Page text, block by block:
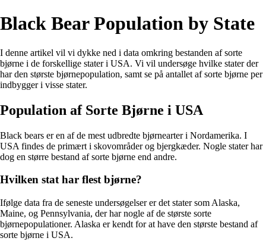
Black Bear Population by State
I denne artikel vil vi dykke ned i data omkring bestanden af sorte
bjørne i de forskellige stater i USA. Vi vil undersøge hvilke stater der
har den største bjørnepopulation, samt se på antallet af sorte bjørne per
indbygger i visse stater.
Population af Sorte Bjørne i USA
Black bears er en af de mest udbredte bjørnearter i Nordamerika. I
USA findes de primært i skovområder og bjergkæder. Nogle stater har
dog en større bestand af sorte bjørne end andre.
Hvilken stat har flest bjørne?
Ifølge data fra de seneste undersøgelser er det stater som Alaska,
Maine, og Pennsylvania, der har nogle af de største sorte
bjørnepopulationer. Alaska er kendt for at have den største bestand af
sorte bjørne i USA.